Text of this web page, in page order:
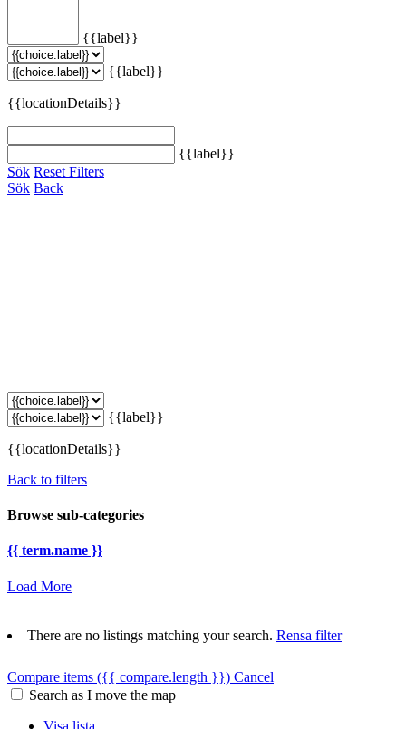
{{label}}
{{label}}
{{locationDetails}}
{{label}}
Sök Reset Filters
Sök Back
{{label}}
{{locationDetails}}
Back to filters
Browse sub-categories
{{ term.name }}
Load More
There are no listings matching your search. Rensa filter
Compare items ({{ compare.length }}) Cancel
Search as I move the map
Visa lista